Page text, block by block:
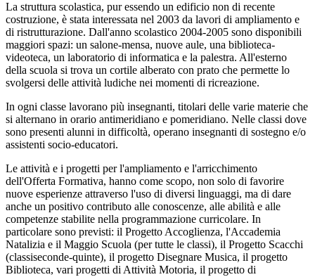
La struttura scolastica, pur essendo un edificio non di recente
costruzione, è stata interessata nel 2003 da lavori di ampliamento e
di ristrutturazione. Dall'anno scolastico 2004-2005 sono disponibili
maggiori spazi: un salone-mensa, nuove aule, una biblioteca-
videoteca, un laboratorio di informatica e la palestra. All'esterno
della scuola si trova un cortile alberato con prato che permette lo
svolgersi delle attività ludiche nei momenti di ricreazione.
In ogni classe lavorano più insegnanti, titolari delle varie materie che
si alternano in orario antimeridiano e pomeridiano. Nelle classi dove
sono presenti alunni in difficoltà, operano insegnanti di sostegno e/o
assistenti socio-educatori.
Le attività e i progetti per l'ampliamento e l'arricchimento
dell'Offerta Formativa, hanno come scopo, non solo di favorire
nuove esperienze attraverso l'uso di diversi linguaggi, ma di dare
anche un positivo contributo alle conoscenze, alle abilità e alle
competenze stabilite nella programmazione curricolare. In
particolare sono previsti: il Progetto Accoglienza, l'Accademia
Natalizia e il Maggio Scuola (per tutte le classi), il Progetto Scacchi
(classiseconde-quinte), il progetto Disegnare Musica, il progetto
Biblioteca, vari progetti di Attività Motoria, il progetto di